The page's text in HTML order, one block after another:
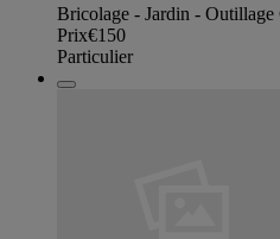
Bricolage - Jardin -
Prix€150
Particulier